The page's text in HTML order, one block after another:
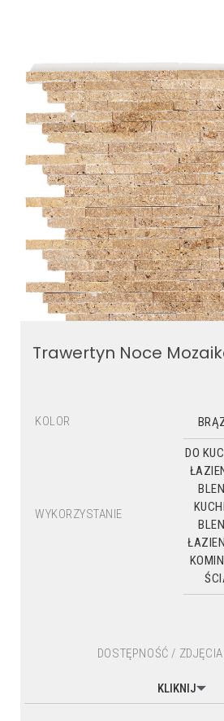
Trawertyn Noce
KOLOR
WYKORZYSTANIE
DO
DOSTĘPNOŚĆ /
KLIKNIJ